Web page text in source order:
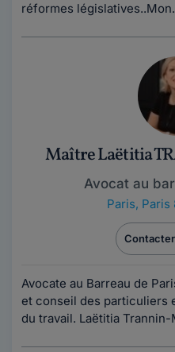
réformes
Maître Laëtitia
Avocat au
Paris, Paris
Avocate au Barreau de
et conseil des particuliers
du travail. Laëtitia Trannin-